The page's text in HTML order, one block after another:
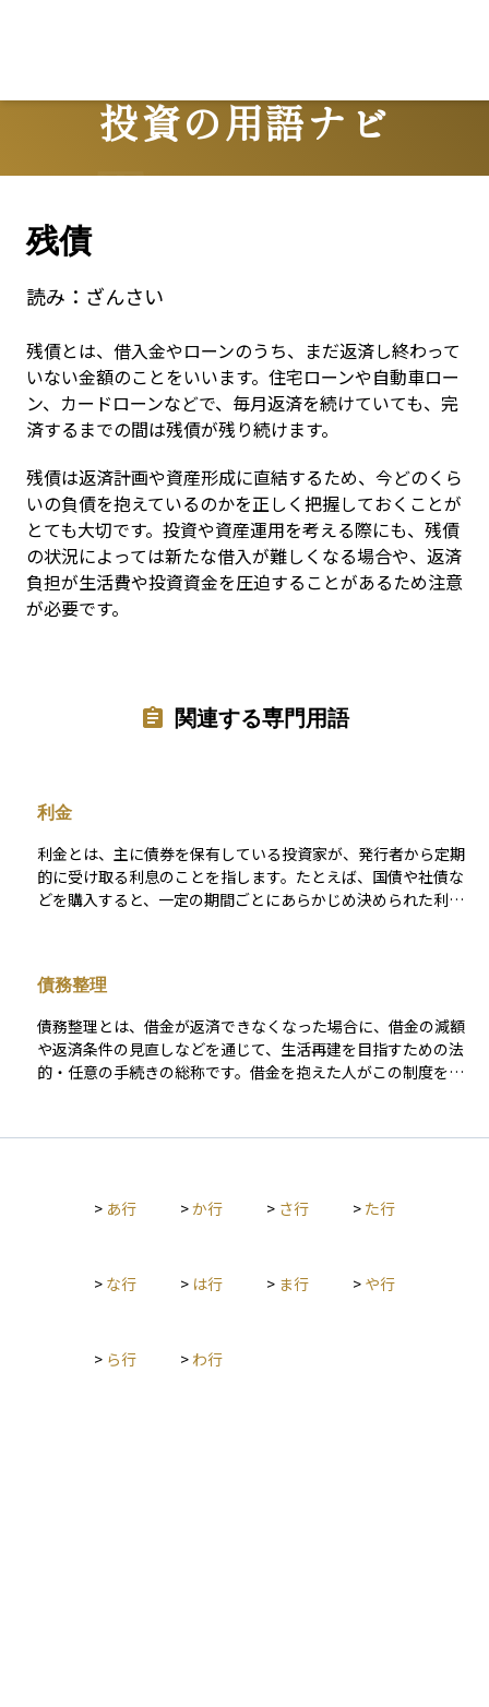
投資の用語ナビ
Terms
残債
読み： ざんさい
残債とは、借入金やローンのうち、まだ返済し終わって
いない金額のことをいいます。住宅ローンや自動車ロー
ン、カードローンなどで、毎月返済を続けていても、完
済するまでの間は残債が残り続けます。
残債は返済計画や資産形成に直結するため、今どのくら
いの負債を抱えているのかを正しく把握しておくことが
とても大切です。投資や資産運用を考える際にも、残債
の状況によっては新たな借入が難しくなる場合や、返済
負担が生活費や投資資金を圧迫することがあるため注意
が必要です。
関連する専門用語
利金
利金とは、主に債券を保有している投資家が、発行者から定期
的に受け取る利息のことを指します。たとえば、国債や社債な
どを購入すると、一定の期間ごとにあらかじめ決められた利率
す。 利金は、債券を保有することによって得られる「インカム
ゲイン（定期収入）」の一種であり、長期的に安定した収益を
狙う投資スタイルで重視されるポイントです。なお、利金には
所得税や住民税がかかるため、実際の受取額は課税後の金額と
なります。
債務整理
債務整理とは、借金が返済できなくなった場合に、借金の減額
や返済条件の見直しなどを通じて、生活再建を目指すための法
的・任意の手続きの総称です。借金を抱えた人がこの制度を利
を通さずに債権者と交渉して和解を図る「任意整理」、裁判所
は、債務整理を行った履歴が信用情報に一定期間記録されるた
> あ行 >か行 > さ行 > た行
> な行 > は行 > ま行 > や行
> ら行 > わ行